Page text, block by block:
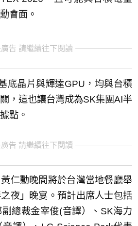
會面。
告 請繼續往下閱讀
底晶片與輝達GPU，均與台積
，這也讓台灣成為SK集團AI半
點。
告 請繼續往下閱讀
仁勳晚間將於台灣當地餐廳舉
夜」晚宴。預計出席人士包括
總裁金宰俊(音譯）、SK海力